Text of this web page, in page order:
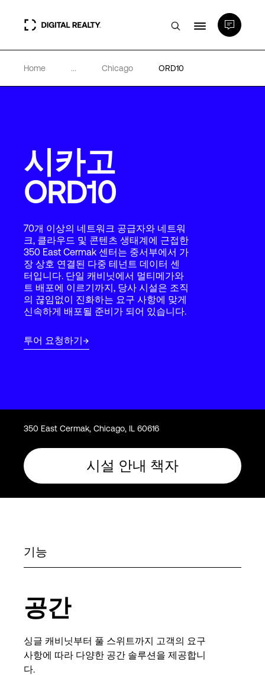
데이터 센터
파트너
전문성 및 리소스
소개
Language
로그인
Home ... Chicago ORD10
시카고
ORD10
70개 이상의 네트워크 공급자와 네트워
크, 클라우드 및 콘텐츠 생태계에 근접한
350 East Cermak 센터는 중서부에서 가
장 상호 연결된 다중 테넌트 데이터 센
터입니다. 단일 캐비닛에서 멀티메가와
트 배포에 이르기까지, 당사 시설은 조직
의 끊임없이 진화하는 요구 사항에 맞게
신속하게 배포될 준비가 되어 있습니다.
투어 요청하기
350 East Cermak, Chicago, IL 60616
시설 안내 책자
기능
공간
싱글 캐비닛부터 풀 스위트까지 고객의 요구
사항에 따라 다양한 공간 솔루션을 제공합니
다.